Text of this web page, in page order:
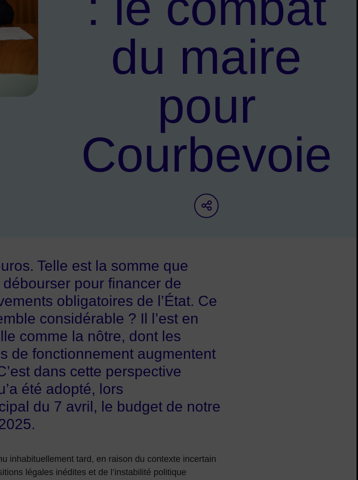
du maire
pour
Courbevoie
Partager sur les réseaux
Telle est la somme que
pour financer de
obligatoires de l’État. Ce
considérable ? Il l’est en
comme la nôtre, dont les
de fonctionnement augmentent
dans cette perspective
été adopté, lors
du 7 avril, le budget de notre
inhabituellement tard, en raison du contexte incertain
légales inédites et de l’instabilité politique